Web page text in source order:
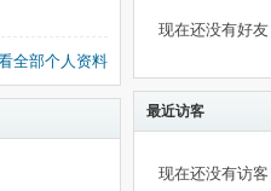
全部个人资料
现在还没有好友
最近访客
现在还没有访客